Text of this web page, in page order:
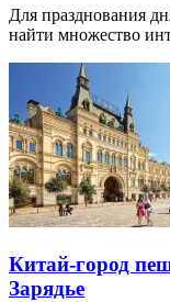
Для празднования
найти множество
Китай-город
Зарядье